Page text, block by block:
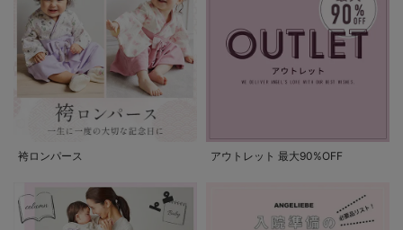
袴ロンパース アウトレット 最大90%OFF